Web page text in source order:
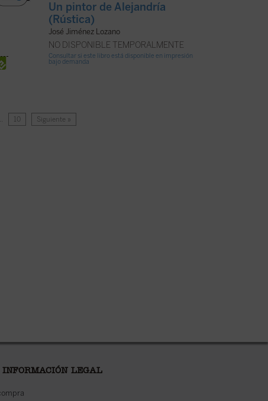
Un pintor de Alejandría
(Rústica)
José Jiménez Lozano
NO DISPONIBLE TEMPORALMENTE
Consultar si este libro está disponible en impresión
bajo demanda
10 Siguiente »
LEGAL